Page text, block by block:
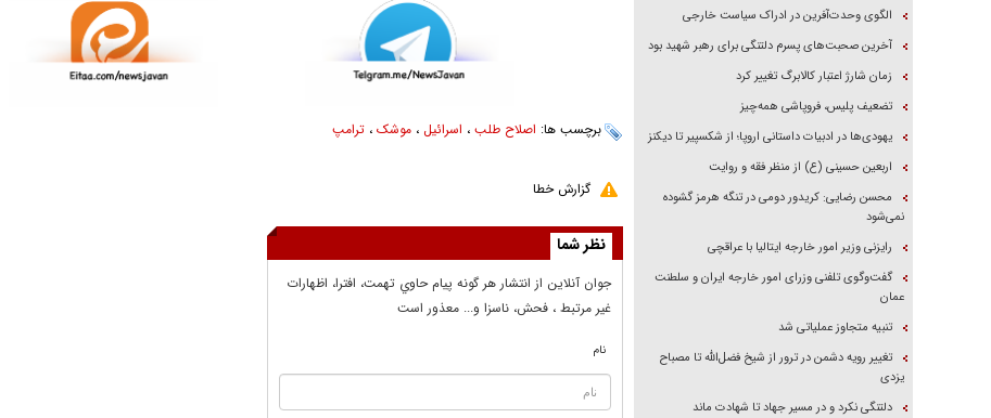
برچسب ها: اصلاح طلب، اسرائیل ، موشک، ترامپ
گزارش خطا
نظر شما
جوان آنلاين از انتشار هر گونه پيام حاوي تهمت، افترا، اظهارات
غير مرتبط ، فحش، ناسزا و... معذور است
نام
الگوی وحدت‌آفرین در ادراک سیاست خارجی
آخرین صحبت‌های پسرم دلتنگی برای رهبر شهید بود
زمان شارژ اعتبار کالابرگ تغییر کرد
تضعیف پلیس، فروپاشی همه‌چیز
یهودی‌ها در ادبیات داستانی اروپا؛ از شکسپیر تا دیکنز
اربعین حسینی (ع) از منظر فقه و روایت
محسن رضایی: کریدور دومی در تنگه هرمز گشوده
نمی‌شود
رایزنی وزیر امور خارجه ایتالیا با عراقچی
گفت‌وگوی تلفنی وزرای امور خارجه ایران و سلطنت
عمان
تنبیه متجاوز عملیاتی شد
تغییر رویه دشمن در ترور از شیخ فضل‌الله تا مصباح
یزدی
دلتنگی نکرد و در مسیر جهاد تا شهادت ماند